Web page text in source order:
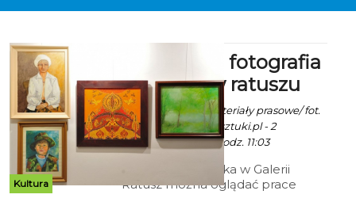
Kultura
Malarstwo, fotografia
i tkanina w ratuszu
Robert Kuliński/ materiały prasowe/ fot.
www.klub.tworcowsztuki.pl - 2
Października 2015 godz. 11:03
Do 26 października w Galerii
Ratusz można oglądać prace